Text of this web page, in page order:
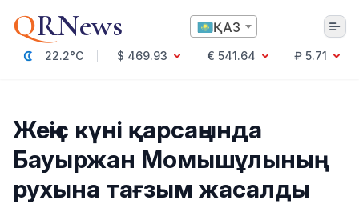
QRNews ҚАЗ
22.2°C $ 469.93 € 541.64
₽ 5.71
Саясат
Жеңіс күні қарсаңында
Бауыржан Момышұлының
рухына тағзым жасалды